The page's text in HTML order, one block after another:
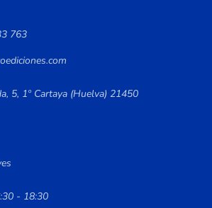
763
5, 1º Cartaya (Huelva) 21450
- 18:30